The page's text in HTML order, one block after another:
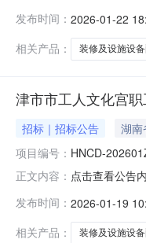
发布时间： 2026-01-22
相关产品：
装修及设施设
津市市工人文化宫
招标｜招标公告 湖南
项目编号： HNCD-
正文内容： 点击查看公告
发布时间： 2026-01-19
相关产品：
装修及设施设